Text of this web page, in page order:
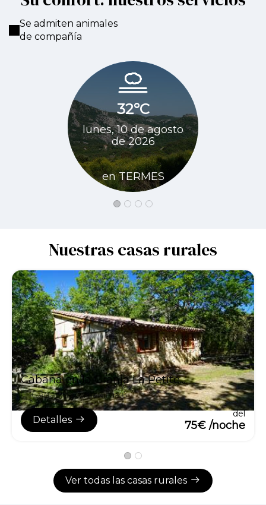
Se admiten animales
de compañía
32°C
lunes, 10 de agosto
de 2026
en TERMES
Nuestras casas rurales
Cabaña en la Granja La Petite...
Capacidad máxima:6
Detalles
del
75€ /noche
Ver todas las casas rurales